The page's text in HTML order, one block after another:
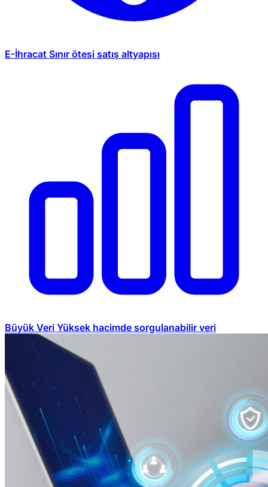
E-İhracat Sınır ötesi satış altyapısı
Büyük Veri Yüksek hacimde sorgulanabilir veri